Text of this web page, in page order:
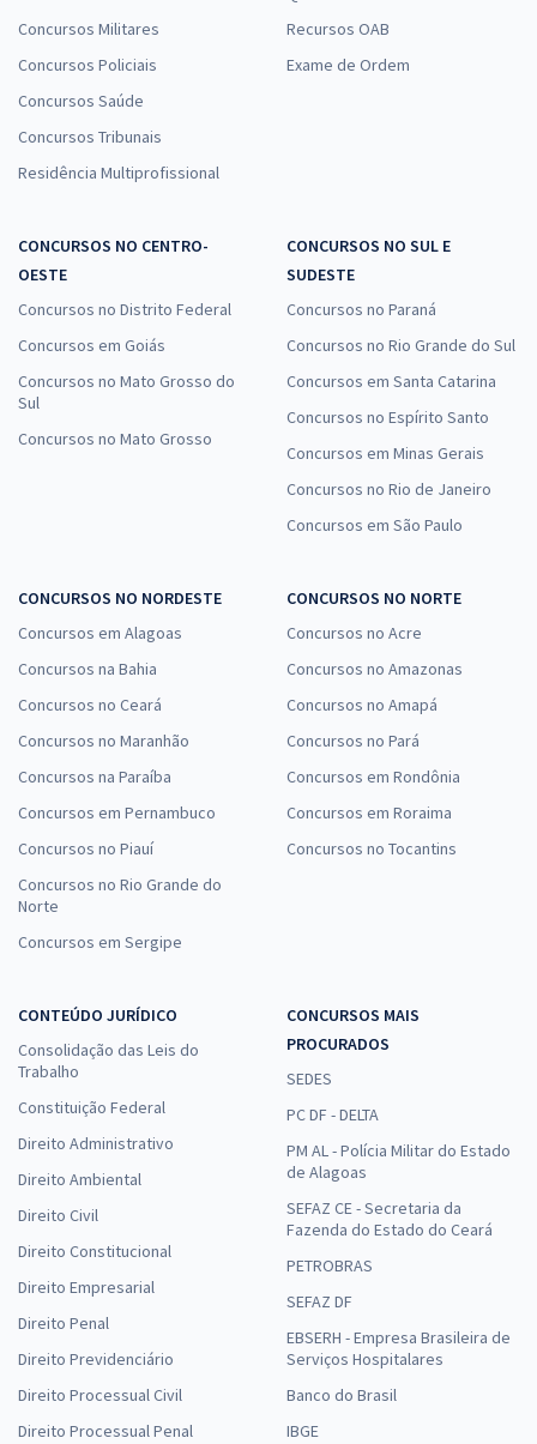
Concursos Militares
Concursos Policiais
Concursos Saúde
Concursos Tribunais
Residência Multiprofissional
Recursos OAB
Exame de Ordem
CONCURSOS NO CENTRO-
OESTE
Concursos no Distrito Federal
Concursos em Goiás
Concursos no Mato Grosso do
Sul
Concursos no Mato Grosso
CONCURSOS NO SUL E
SUDESTE
Concursos no Paraná
Concursos no Rio Grande do Sul
Concursos em Santa Catarina
Concursos no Espírito Santo
Concursos em Minas Gerais
Concursos no Rio de Janeiro
Concursos em São Paulo
CONCURSOS NO NORDESTE
Concursos em Alagoas
Concursos na Bahia
Concursos no Ceará
Concursos no Maranhão
Concursos na Paraíba
Concursos em Pernambuco
Concursos no Piauí
Concursos no Rio Grande do
Norte
Concursos em Sergipe
CONCURSOS NO NORTE
Concursos no Acre
Concursos no Amazonas
Concursos no Amapá
Concursos no Pará
Concursos em Rondônia
Concursos em Roraima
Concursos no Tocantins
CONTEÚDO JURÍDICO
Consolidação das Leis do
Trabalho
Constituição Federal
Direito Administrativo
Direito Ambiental
Direito Civil
Direito Constitucional
Direito Empresarial
Direito Penal
Direito Previdenciário
Direito Processual Civil
Direito Processual Penal
CONCURSOS MAIS
PROCURADOS
SEDES
PC DF - DELTA
PM AL - Polícia Militar do Estado
de Alagoas
SEFAZ CE - Secretaria da
Fazenda do Estado do Ceará
PETROBRAS
SEFAZ DF
EBSERH - Empresa Brasileira de
Serviços Hospitalares
Banco do Brasil
IBGE